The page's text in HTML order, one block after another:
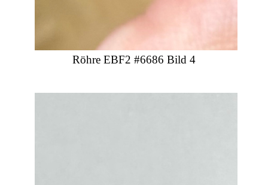
Röhre EBF2 #6686 Bild 4